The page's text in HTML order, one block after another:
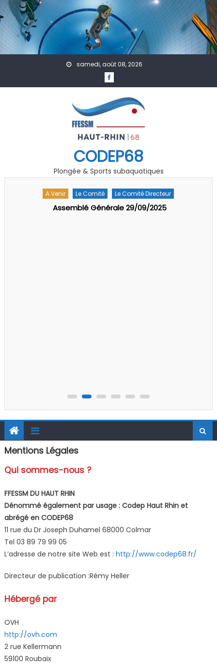
Skip to content
samedi, août 08, 2026
CODEP68
Plongée & Sports subaquatiques
A Venir Le Comité Le Comité Directeur
Assemblé Générale 29/09/2025
Mentions Légales
Qui sommes-nous ?
FFESSM DU HAUT RHIN
Dénommé également par usage : Codep Haut Rhin et
abrégé en CODEP68
11 rue du Dr Joseph Duhamel 68000 Colmar
Tel 03 89 79 99 05
L’adresse de notre site Web est : http://www.codep68.fr/
Directeur de publication :Rémy Heller
Hébergé par
OVH
http://ovh.com
2 rue Kellermann
59100 Roubaix